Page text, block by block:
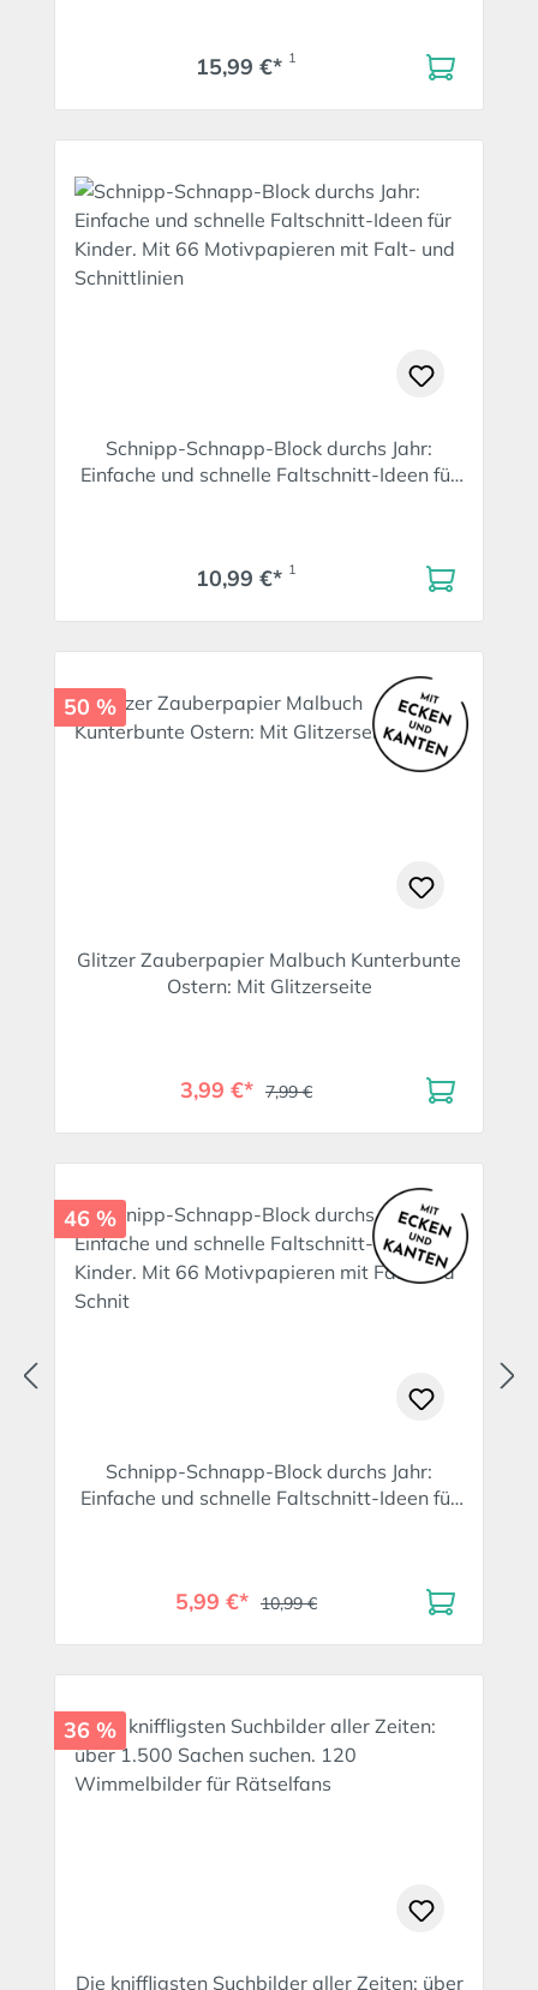
15,99 €* 1
Schnipp-Schnapp-Block durchs Jahr:
Einfache und schnelle Faltschnitt-Ideen für
10,99 €* 1
50 %
Glitzer Zauberpapier Malbuch Kunterbunte
Ostern: Mit Glitzerseite
3,99 €* 7,99 €
46 %
Schnipp-Schnapp-Block durchs Jahr:
Einfache und schnelle Faltschnitt-Ideen für
5,99 €* 10,99 €
36 %
Die kniffligsten Suchbilder aller Zeiten: über